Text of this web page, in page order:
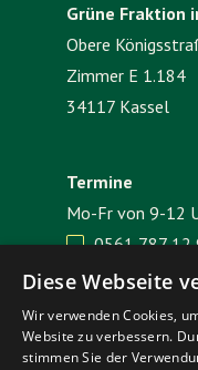
Grüne Fraktion
Obere
Zimmer E 1.184
34117 Kassel
Termine
Mo-Fr von 9-12
 0561 787 12
 E-Mail senden
Impressum
Diese Webseite
Wir verwenden Cookies,
Website zu verbessern.
stimmen Sie der